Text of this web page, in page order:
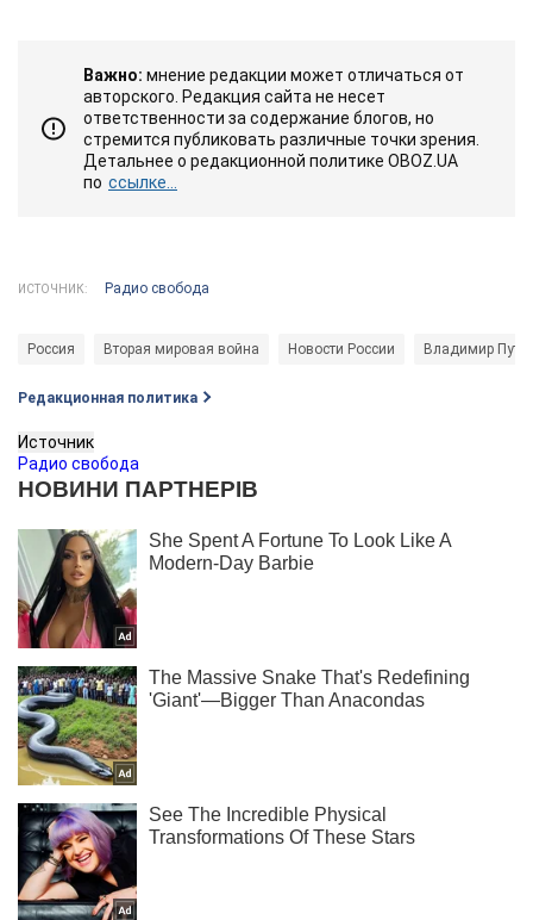
Важно: мнение редакции может отличаться от
авторского. Редакция сайта не несет
ответственности за содержание блогов, но
стремится публиковать различные точки зрения.
Детальнее о редакционной политике OBOZ.UA
по ссылке...
ИСТОЧНИК: Радио свобода
Россия Вторая мировая война Новости России Владимир
Редакционная политика
Источник
Радио свобода